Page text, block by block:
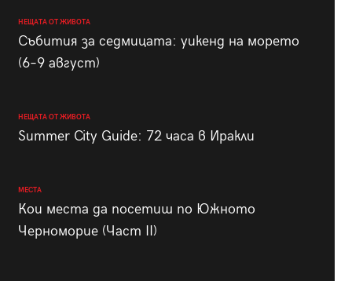
НЕЩАТА ОТ ЖИВОТА
Събития за седмицата: уикенд на морето
(6–9 август)
НЕЩАТА ОТ ЖИВОТА
Summer City Guide: 72 часа в Иракли
МЕСТА
Кои места да посетиш по Южното
Черноморие (Част II)